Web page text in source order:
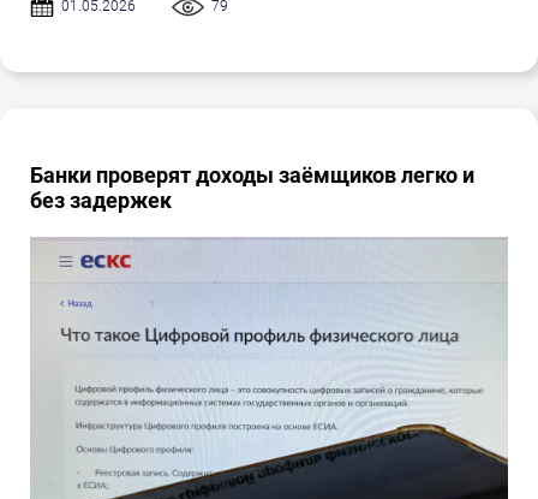
01.05.2026 79
Банки проверят доходы заёмщиков легко и
без задержек